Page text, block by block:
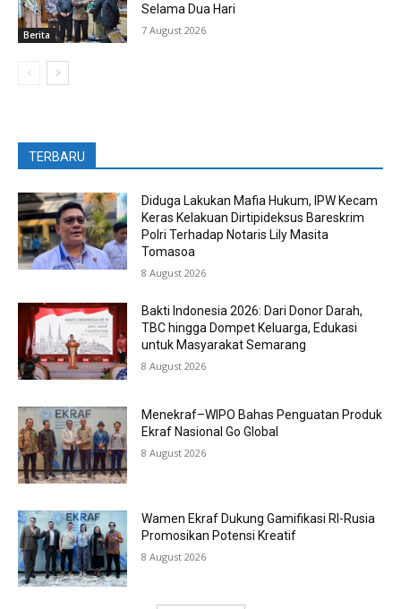
Berita
Selama Dua Hari
7 August 2026
TERBARU
Diduga Lakukan Mafia Hukum, IPW Kecam
Keras Kelakuan Dirtipideksus Bareskrim
Polri Terhadap Notaris Lily Masita
Tomasoa
8 August 2026
Bakti Indonesia 2026: Dari Donor Darah,
TBC hingga Dompet Keluarga, Edukasi
untuk Masyarakat Semarang
8 August 2026
Menekraf–WIPO Bahas Penguatan Produk
Ekraf Nasional Go Global
8 August 2026
Wamen Ekraf Dukung Gamifikasi RI-Rusia
Promosikan Potensi Kreatif
8 August 2026